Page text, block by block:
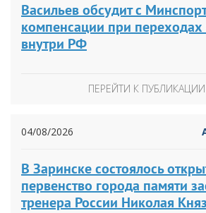
Васильев обсудит с
компенсации при переходах
внутри РФ
ПЕРЕЙТИ К ПУБЛИКАЦИИ
04/08/2026
В Заринске состоялось
первенство города памяти
тренера России Николая